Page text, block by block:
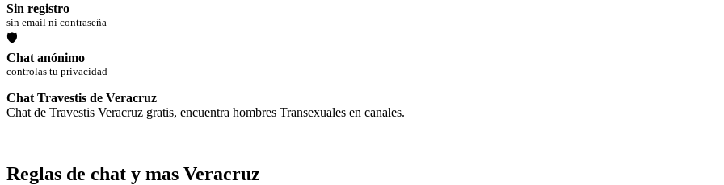
Sin registro
sin email ni contraseña
🛡
Chat anónimo
controlas tu privacidad
Chat Travestis de Veracruz
Chat de Travestis Veracruz gratis, encuentra hombres Transexuales en canales.
Reglas de chat y mas Veracruz